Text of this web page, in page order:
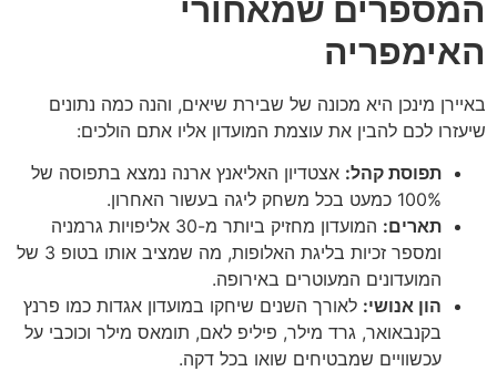
המספרים שמאחורי
האימפריה
באיירן מינכן היא מכונה של שבירת שיאים, והנה כמה נתונים
שיעזרו לכם להבין את עוצמת המועדון אליו אתם הולכים:
תפוסת קהל: אצטדיון האליאנץ ארנה נמצא בתפוסה של
100% כמעט בכל משחק ליגה בעשור האחרון.
תארים:
המועדון מחזיק ביותר מ-30 אליפויות גרמניה
ומספר זכיות בליגת האלופות, מה שמציב אותו בטופ 3 של
המועדונים המעוטרים באירופה.
הון אנושי: לאורך השנים שיחקו במועדון אגדות כמו פרנץ
בקנבאואר, גרד מילר, פיליפ לאם, תומאס מילר וכוכבי על
עכשוויים שמבטיחים שואו בכל דקה.